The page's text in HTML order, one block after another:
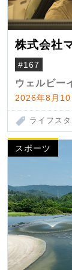
株式会社
#167
ウェルビー
2026年8月
ライフス
スポーツ